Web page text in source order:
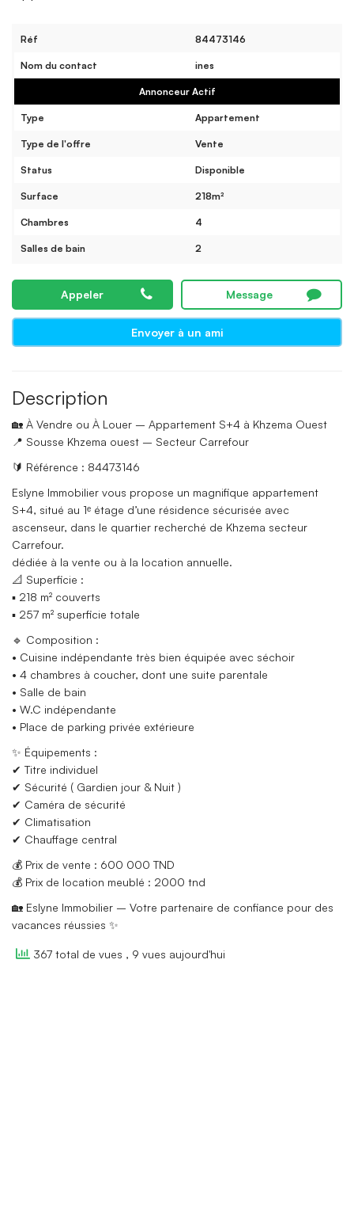
Réf 84473146
Nom du contact ines
Annonceur Actif
Type Appartement
Type de l'offre Vente
Status Disponible
Surface 218m²
Chambres 4
Salles de bain 2
Appeler Message
Envoyer à un ami
Description
🏡 À Vendre ou À Louer – Appartement S+4 à Khzema Ouest
📍 Sousse Khzema ouest – Secteur Carrefour
🔰 Référence : 84473146
Eslyne Immobilier vous propose un magnifique appartement
S+4, situé au 1ᵉ étage d’une résidence sécurisée avec
ascenseur, dans le quartier recherché de Khzema secteur
Carrefour.
dédiée à la vente ou à la location annuelle.
📐 Superficie :
▪ 218 m² couverts
▪ 257 m² superficie totale
🔹 Composition :
• Cuisine indépendante très bien équipée avec séchoir
• 4 chambres à coucher, dont une suite parentale
• Salle de bain
• W.C indépendante
• Place de parking privée extérieure
✨ Équipements :
✔ Titre individuel
✔ Sécurité ( Gardien jour & Nuit )
✔ Caméra de sécurité
✔ Climatisation
✔ Chauffage central
💰 Prix de vente : 600 000 TND
💰 Prix de location meublé : 2000 tnd
🏡 Eslyne Immobilier – Votre partenaire de confiance pour des
vacances réussies ✨
367 total de vues , 9 vues aujourd'hui